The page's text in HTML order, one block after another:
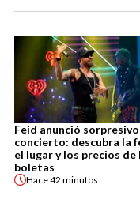
Feid anunció sorpresivo
concierto: descubra la
el lugar y los precios de
boletas
Hace42 minutos